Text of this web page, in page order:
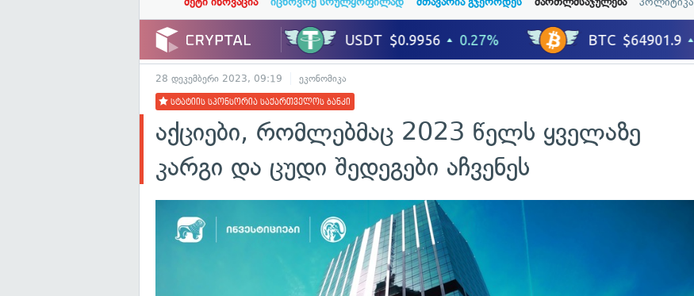
28 დეკემბერი 2023, 09:19 ეკონომიკა
სტატიის სპონსორია საქართველოს ბანკი
აქციები, რომლებმაც 2023 წელს ყველაზე
კარგი და ცუდი შედეგები აჩვენეს